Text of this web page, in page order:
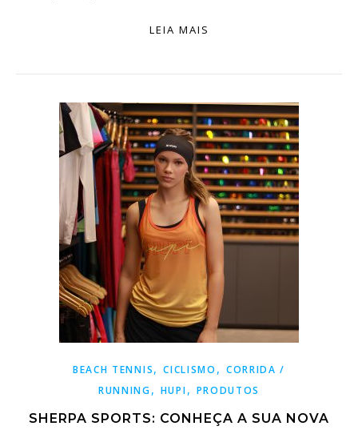
LEIA MAIS
BEACH TENNIS,CICLISMO , CORRIDA /
RUNNING, HUPI, PRODUTOS
SHERPA SPORTS: CONHEÇA A SUA NOVA